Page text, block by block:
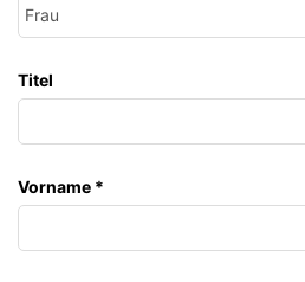
Titel
Vorname *